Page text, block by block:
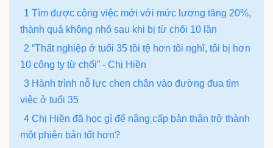
1 Tìm được công việc mới với mức lương tăng 20%,
thành quả không nhỏ sau khi bị từ chối 10 lần
2 “Thất nghiệp ở tuổi 35 tồi tệ hơn tôi nghĩ, tôi bị hơn
10 công ty từ chối” - Chị Hiền
3 Hành trình nỗ lực chen chân vào đường đua tìm
việc ở tuổi 35
4 Chị Hiền đã học gì để nâng cấp bản thân trở thành
một phiên bản tốt hơn?